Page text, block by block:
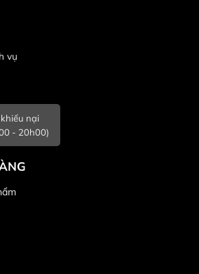
vụ
nại
- 20h00)